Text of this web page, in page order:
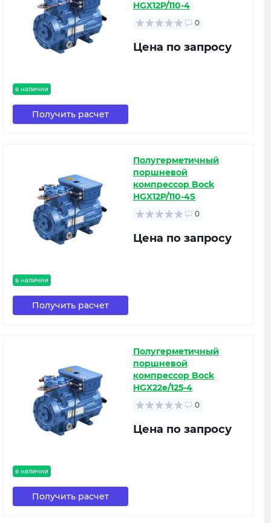
в наличии
HGX12P/110-4
0
Цена по запросу
Получить расчет
в наличии
Полугерметичный
поршневой
компрессор Bock
HGX12P/110-4S
0
Цена по запросу
Получить расчет
в наличии
Полугерметичный
поршневой
компрессор Bock
HGX22e/125-4
0
Цена по запросу
Получить расчет